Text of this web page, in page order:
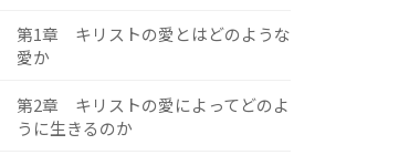
第1章 キリストの愛とはどのような
愛か
第2章 キリストの愛によってどのよ
うに生きるのか